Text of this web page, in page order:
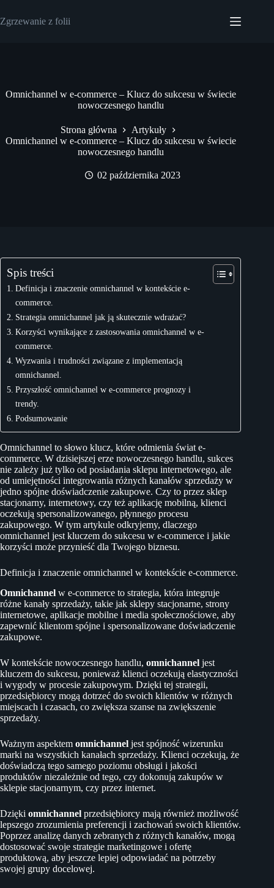
do
treści
Zgrzewanie z folii
Omnichannel w e-commerce – Klucz do sukcesu w świecie
nowoczesnego handlu
Strona główna
Artykuły
Omnichannel w e-commerce – Klucz do sukcesu w świecie
nowoczesnego handlu
02 października 2023
Spis treści
Definicja i znaczenie omnichannel w kontekście e-
commerce.
Strategia omnichannel jak ją skutecznie wdrażać?
Korzyści wynikające z zastosowania omnichannel w e-
commerce.
Wyzwania i trudności związane z implementacją
omnichannel.
Przyszłość omnichannel w e-commerce prognozy i
trendy.
Podsumowanie
Omnichannel to słowo klucz, które odmienia świat e-
commerce. W dzisiejszej erze nowoczesnego handlu, sukces
nie zależy już tylko od posiadania sklepu internetowego, ale
od umiejętności integrowania różnych kanałów sprzedaży w
jedno spójne doświadczenie zakupowe. Czy to przez sklep
stacjonarny, internetowy, czy też aplikację mobilną, klienci
oczekują spersonalizowanego, płynnego procesu
zakupowego. W tym artykule odkryjemy, dlaczego
omnichannel jest kluczem do sukcesu w e-commerce i jakie
korzyści może przynieść dla Twojego biznesu.
Definicja i znaczenie omnichannel w kontekście e-commerce.
Omnichannel w e-commerce to strategia, która integruje
różne kanały sprzedaży, takie jak sklepy stacjonarne, strony
internetowe, aplikacje mobilne i media społecznościowe, aby
zapewnić klientom spójne i spersonalizowane doświadczenie
zakupowe.
W kontekście nowoczesnego handlu, omnichannel jest
kluczem do sukcesu, ponieważ klienci oczekują elastyczności
i wygody w procesie zakupowym. Dzięki tej strategii,
przedsiębiorcy mogą dotrzeć do swoich klientów w różnych
miejscach i czasach, co zwiększa szanse na zwiększenie
sprzedaży.
Ważnym aspektem omnichannel jest spójność wizerunku
marki na wszystkich kanałach sprzedaży. Klienci oczekują, że
doświadczą tego samego poziomu obsługi i jakości
produktów niezależnie od tego, czy dokonują zakupów w
sklepie stacjonarnym, czy przez internet.
Dzięki omnichannel przedsiębiorcy mają również możliwość
lepszego zrozumienia preferencji i zachowań swoich klientów.
Poprzez analizę danych zebranych z różnych kanałów, mogą
dostosować swoje strategie marketingowe i ofertę
produktową, aby jeszcze lepiej odpowiadać na potrzeby
swojej grupy docelowej.